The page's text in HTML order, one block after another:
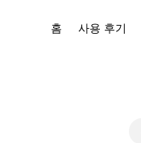
홈 사용 후기